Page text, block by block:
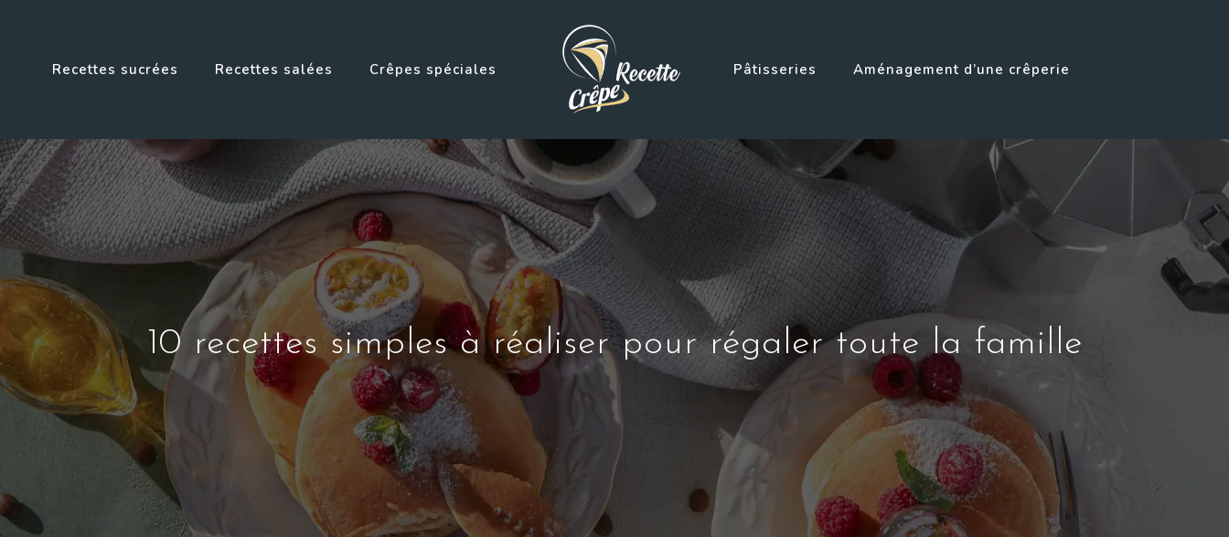
Crêpes spéciales
Recettes salées
Recettes sucrées Pâtisseries Aménagement d’une crêperie
10 recettes simples à réaliser pour régaler toute la famille